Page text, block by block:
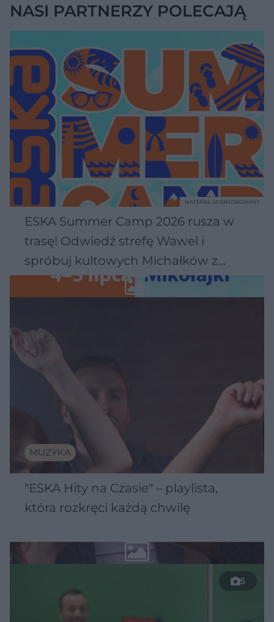
NASI PARTNERZY POLECAJĄ
ESKA Summer Camp 2026 rusza w
trasę! Odwiedź strefę Wawel i
spróbuj kultowych Michałków z
Wawelu
MATERIAŁ SPONSOROWANY
MUZYKA
"ESKA Hity na Czasie" – playlista,
która rozkręci każdą chwilę
5